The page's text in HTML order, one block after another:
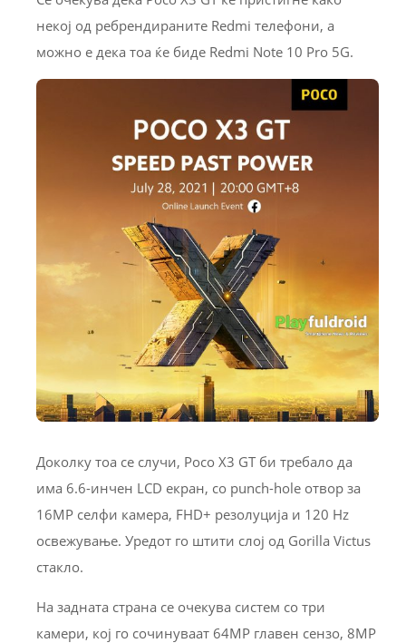
некој од ребрендираните Redmi телефони, а
можно е дека тоа ќе биде Redmi Note 10 Pro 5G.
Доколку тоа се случи, Poco X3 GT би требало да
има 6.6-инчен LCD екран, со punch-hole отвор за
16MP селфи камера, FHD+ резолуција и 120 Hz
освежување. Уредот го штити слој од Gorilla Victus
стакло.
На задната страна се очекува систем со три
камери, кој го сочинуваат 64MP главен сензо, 8MP